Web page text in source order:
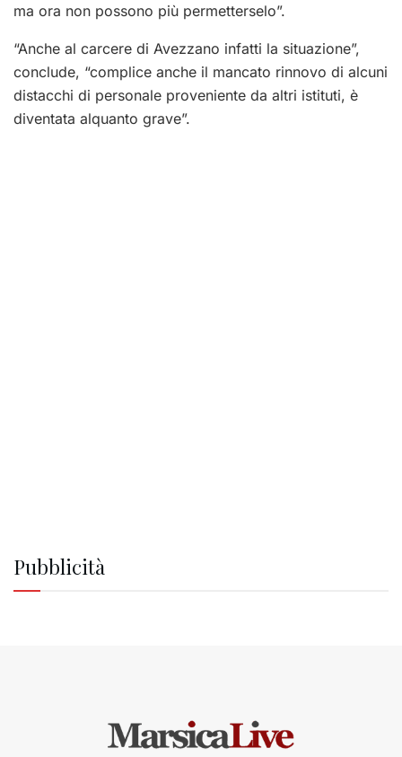
ma ora non possono più permetterselo”.
“Anche al carcere di Avezzano infatti la situazione”,
conclude, “complice anche il mancato rinnovo di alcuni
distacchi di personale proveniente da altri istituti, è
diventata alquanto grave”.
Pubblicità